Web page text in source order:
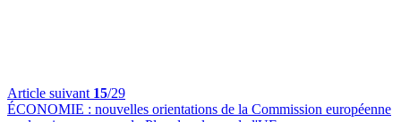
Article suivant 15/29
ÉCONOMIE : nouvelles orientations de la Commission européenne